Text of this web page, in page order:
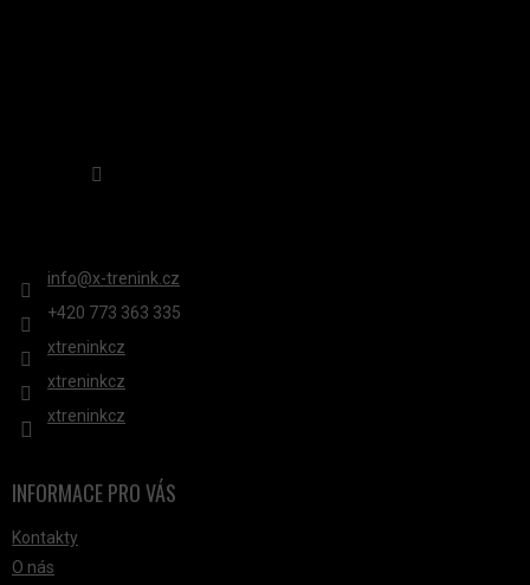
info@x-trenink.cz
+420 ‭773 363 335
xtreninkcz
xtreninkcz
xtreninkcz
INFORMACE PRO VÁS
Kontakty
O nás